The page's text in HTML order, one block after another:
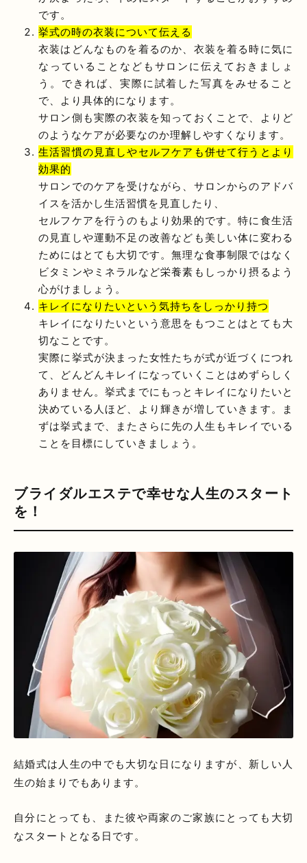
です。
挙式の時の衣装について伝える
衣装はどんなものを着るのか、衣装を着る時に気に
なっていることなどもサロンに伝えておきましょ
う。できれば、実際に試着した写真をみせること
で、より具体的になります。
サロン側も実際の衣装を知っておくことで、よりど
のようなケアが必要なのか理解しやすくなります。
生活習慣の見直しやセルフケアも併せて行うとより
効果的
サロンでのケアを受けながら、サロンからのアドバ
イスを活かし生活習慣を見直したり、
セルフケアを行うのもより効果的です。特に食生活
の見直しや運動不足の改善なども美しい体に変わる
ためにはとても大切です。無理な食事制限ではなく
ビタミンやミネラルなど栄養素もしっかり摂るよう
心がけましょう。
キレイになりたいという気持ちをしっかり持つ
キレイになりたいという意思をもつことはとても大
切なことです。
実際に挙式が決まった女性たちが式が近づくにつれ
て、どんどんキレイになっていくことはめずらしく
ありません。挙式までにもっとキレイになりたいと
決めている人ほど、より輝きが増していきます。ま
ずは挙式まで、またさらに先の人生もキレイでいる
ことを目標にしていきましょう。
ブライダルエステで幸せな人生のスタート
を！
結婚式は人生の中でも大切な日になりますが、新しい人
生の始まりでもあります。
自分にとっても、また彼や両家のご家族にとっても大切
なスタートとなる日です。